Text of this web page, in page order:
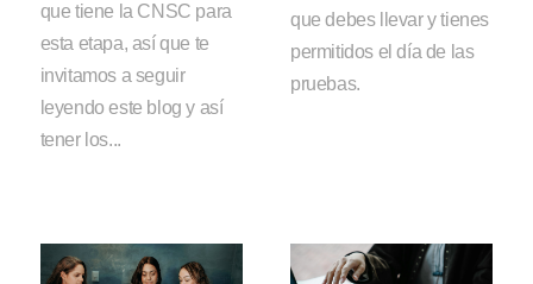
que tiene la CNSC para
esta etapa, así que te
invitamos a seguir
leyendo este blog y así
tener los...
que debes llevar y tienes
permitidos el día de las
pruebas.